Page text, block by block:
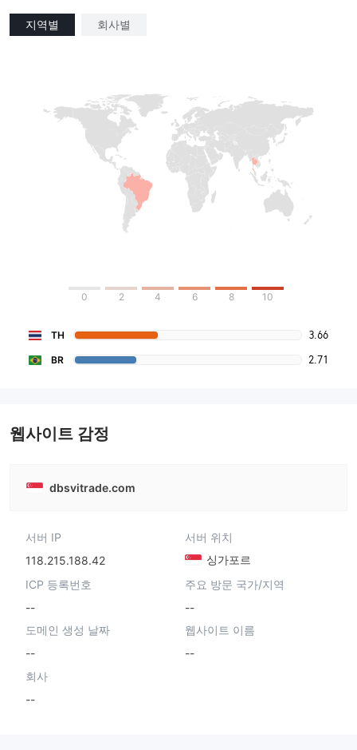
지역별 회사별
0 2 4 6 8 10
TH 3.66
BR 2.71
웹사이트 감정
dbsvitrade.com
서버 IP
118.215.188.42
서버 위치
싱가포르
ICP 등록번호
--
주요 방문 국가/지역
--
도메인 생성 날짜
--
웹사이트 이름
--
회사
--